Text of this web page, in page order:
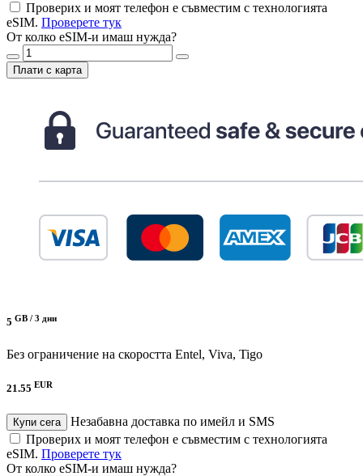
Проверих и моят телефон е съвместим с технологията
eSIM. Проверете тук
От колко eSIM-и имаш нужда?
Плати с карта
5 GB / 3 дни
Без ограничение на скоростта Entel, Viva, Tigo
21.55 EUR
Купи сега
Незабавна доставка по имейл и SMS
Проверих и моят телефон е съвместим с технологията
eSIM. Проверете тук
От колко eSIM-и имаш нужда?